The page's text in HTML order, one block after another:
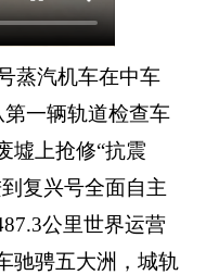
蒸汽机车在中车
一辆轨道检查车
墟上抢修“抗震
复兴号全面自主
公里世界运营
驰骋五大洲，城轨